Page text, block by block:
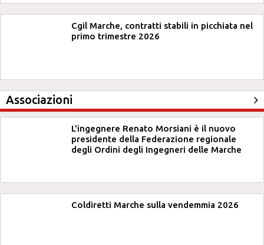
Cgil Marche, contratti stabili in picchiata nel
primo trimestre 2026
Associazioni
L'ingegnere Renato Morsiani è il nuovo
presidente della Federazione regionale
degli Ordini degli Ingegneri delle Marche
Coldiretti Marche sulla vendemmia 2026